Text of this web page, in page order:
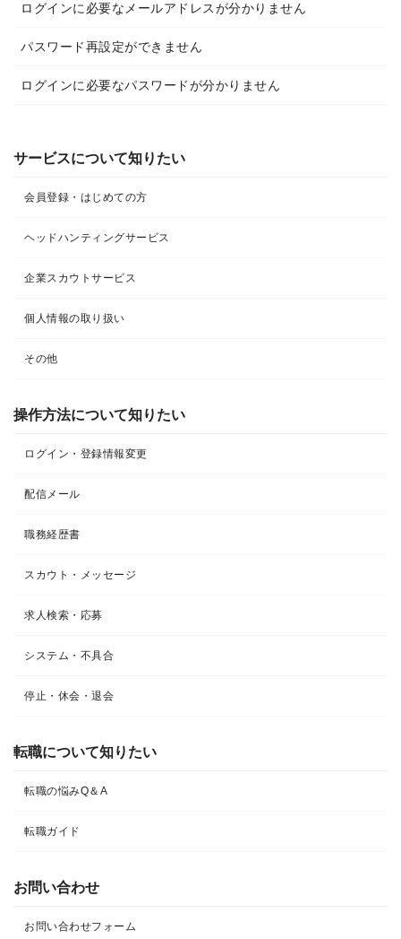
サービスについて知りたい
会員登録・はじめての方
ヘッドハンティングサービス
企業スカウトサービス
個人情報の取り扱い
その他
操作方法について知りたい
ログイン・登録情報変更
配信メール
職務経歴書
スカウト・メッセージ
求人検索・応募
システム・不具合
停止・休会・退会
転職について知りたい​
転職の悩みQ＆A​
転職ガイド
お問い合わせ
お問い合わせフォーム
ログインに必要なメールアドレスが分かりません
パスワード再設定ができません
ログインに必要なパスワードが分かりません